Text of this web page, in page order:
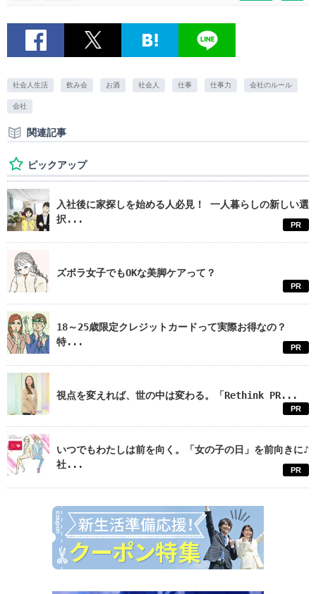
社会人生活 飲み会 お酒 社会人 仕事 仕事力 会社のルール
会社
関連記事
ピックアップ
入社後に家探しを始める人必見！ 一人暮らしの新しい選
択...
PR
ズボラ女子でもOKな美脚ケアって？
PR
18～25歳限定クレジットカードって実際お得なの？
特...
PR
視点を変えれば、世の中は変わる。「Rethink PR...
PR
いつでもわたしは前を向く。「女の子の日」を前向きに♪
社...
PR